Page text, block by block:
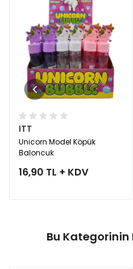
ITT
Unicorn Model Köpük
Baloncuk
16,90 TL + KDV
Bu Kategorinin